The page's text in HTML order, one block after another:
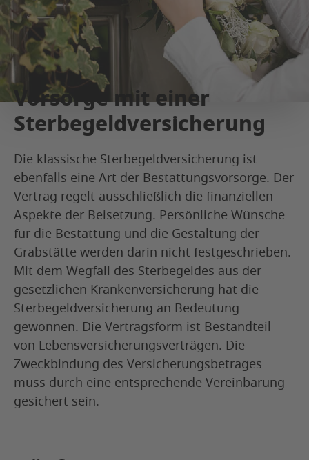
Vorsorge mit einer
Sterbegeldversicherung
Die klassische Sterbegeldversicherung ist
ebenfalls eine Art der Bestattungsvorsorge. Der
Vertrag regelt ausschließlich die finanziellen
Aspekte der Beisetzung. Persönliche Wünsche
für die Bestattung und die Gestaltung der
Grabstätte werden darin nicht festgeschrieben.
Mit dem Wegfall des Sterbegeldes aus der
gesetzlichen Krankenversicherung hat die
Sterbegeldversicherung an Bedeutung
gewonnen. Die Vertragsform ist Bestandteil
von Lebensversicherungsverträgen. Die
Zweckbindung des Versicherungsbetrages
muss durch eine entsprechende Vereinbarung
gesichert sein.